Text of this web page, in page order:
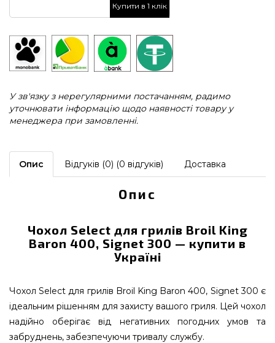
Купити в 1 клік
У зв'язку з нерегулярними постачанням, радимо
уточнювати інформацію щодо наявності товару у
менеджера при замовленні.
Опис Відгуків (0) (0 відгуків) Доставка
Опис
Чохол Select для грилів Broil King
Baron 400, Signet 300 — купити в
Україні
Чохол Select для грилів Broil King Baron 400, Signet 300 є
ідеальним рішенням для захисту вашого гриля. Цей чохол
надійно оберігає від негативних погодних умов та
забруднень, забезпечуючи тривалу службу.